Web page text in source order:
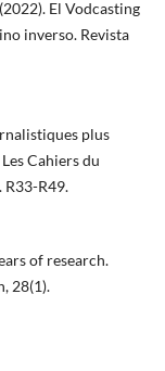
El Vodcasting
inverso. Revista
plus
Cahiers du
R33-R49.
of research.
28(1).